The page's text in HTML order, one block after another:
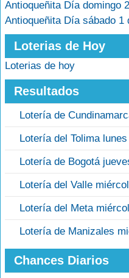
Antioqueñita Día domingo
Antioqueñita Día sábado 1
Loterias de Hoy
Loterias de hoy
Resultados
Lotería de
Lotería del Tolima
Lotería de Bogotá
Lotería del Valle
Lotería del Meta
Lotería de Manizales
Chances Diarios